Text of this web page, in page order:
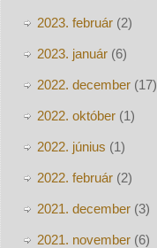
2023. február(2)
2023. január(6)
2022. december(17)
2022. október(1)
2022. június (1)
2022. február(2)
2021. december(3)
2021. november(6)